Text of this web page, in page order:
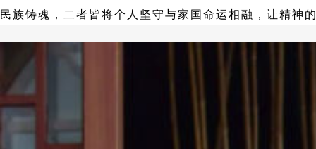
民族铸魂，二者皆将个人坚守与家国命运相融，让精神